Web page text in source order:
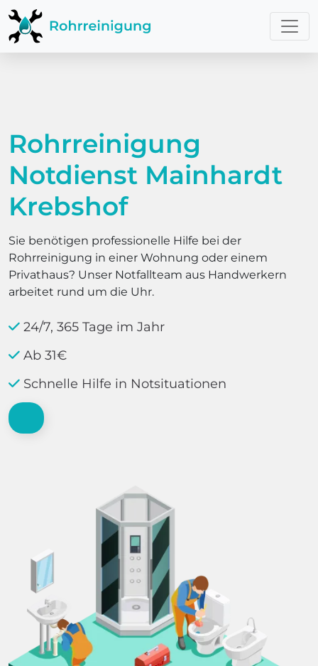
Rohrreinigung
Notdienst Mainhardt
Krebshof
Sie benötigen professionelle Hilfe bei der
Rohrreinigung in einer Wohnung oder einem
Privathaus? Unser Notfallteam aus Handwerkern
arbeitet rund um die Uhr.
24/7, 365 Tage im Jahr
Ab 31€
Schnelle Hilfe in Notsituationen